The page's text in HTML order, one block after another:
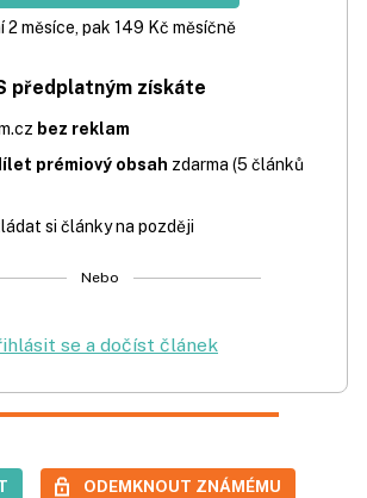
2 měsíce, pak 149 Kč měsíčně
předplatným získáte
bez reklam
prémiový obsah zdarma (5 článků
si články na později
Nebo
se a dočíst článek
ODEMKNOUT ZNÁMÉMU